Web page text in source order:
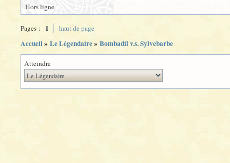
Hors ligne
Pages : 1 haut de page
Accueil» Le Légendaire» Bombadil v.s. Sylvebarbe
Atteindre